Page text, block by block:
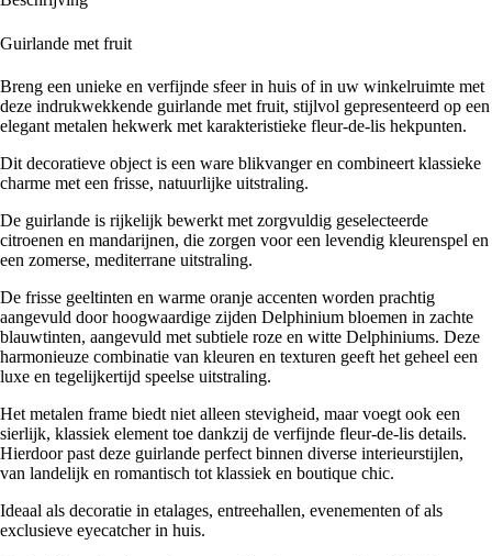
Guirlande met fruit
Breng een unieke en verfijnde sfeer in huis of in uw winkelruimte met
deze indrukwekkende guirlande met fruit, stijlvol gepresenteerd op een
elegant metalen hekwerk met karakteristieke fleur-de-lis hekpunten.
Dit decoratieve object is een ware blikvanger en combineert klassieke
charme met een frisse, natuurlijke uitstraling.
De guirlande is rijkelijk bewerkt met zorgvuldig geselecteerde
citroenen en mandarijnen, die zorgen voor een levendig kleurenspel en
een zomerse, mediterrane uitstraling.
De frisse geeltinten en warme oranje accenten worden prachtig
aangevuld door hoogwaardige zijden Delphinium bloemen in zachte
blauwtinten, aangevuld met subtiele roze en witte Delphiniums. Deze
harmonieuze combinatie van kleuren en texturen geeft het geheel een
luxe en tegelijkertijd speelse uitstraling.
Het metalen frame biedt niet alleen stevigheid, maar voegt ook een
sierlijk, klassiek element toe dankzij de verfijnde fleur-de-lis details.
Hierdoor past deze guirlande perfect binnen diverse interieurstijlen,
van landelijk en romantisch tot klassiek en boutique chic.
Ideaal als decoratie in etalages, entreehallen, evenementen of als
exclusieve eyecatcher in huis.